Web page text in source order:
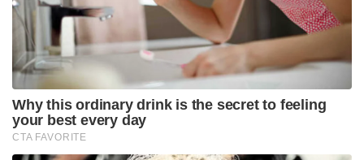
പിടിക്കാൻ ഒരു പക്ഷേ വീരുവിന് കഴിഞ്ഞിട്ടുണ്ടാകില്ല .
പക്ഷേ ലക്ഷക്കണക്കിന് കളിക്കമ്പക്കാരുടെ
മനസ്സുകളിൽ ഒരു എന്റർടെയ്നറുടെ സിംഹാസനം
വീരേന്ദർ സേവാഗെന്ന ഡൽഹിക്കാരനു വേണ്ടി
നീക്കിവച്ചിട്ടുണ്ടാകുമെന്നതിൽ സംശയവുമില്ല..
നന്ദി സ്റ്റാൻഡ് ആൻഡ് ഡെലിവർ മാൻ .. ഞങ്ങൾക്ക്